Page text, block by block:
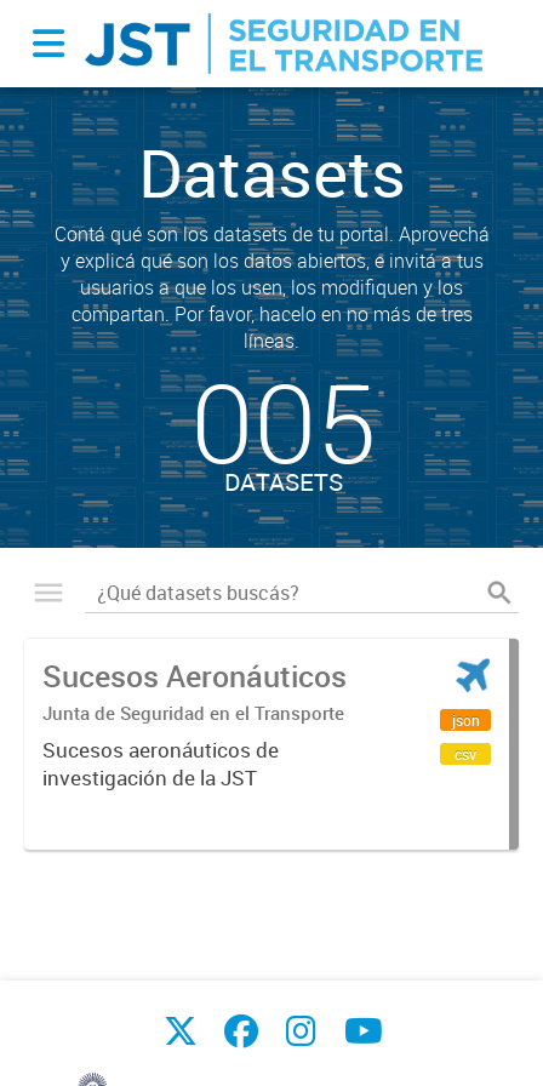
Datasets
Contá qué son los datasets de tu portal. Aprovechá
y explicá qué son los datos abiertos, e invitá a tus
usuarios a que los usen, los modifiquen y los
compartan. Por favor, hacelo en no más de tres
líneas.
005
DATASETS
Sucesos Aeronáuticos
Junta de Seguridad en el Transporte
Sucesos aeronáuticos de
investigación de la JST
json
csv